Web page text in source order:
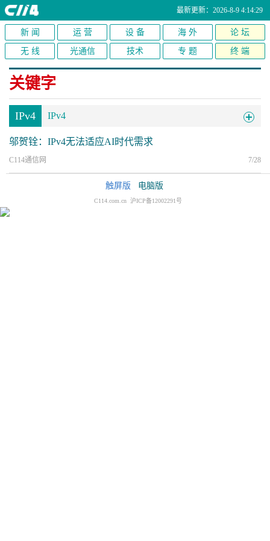
最新更新：2026-8-9 4:14:29
新 闻 运 营 设 备 海 外 论 坛
无 线 光通信 技术 专 题 终 端
关键字
IPv4 IPv4
邬贺铨：IPv4无法适应AI时代需求
C114通信网 7/28
触屏版 电脑版
C114.com.cn 沪ICP备12002291号